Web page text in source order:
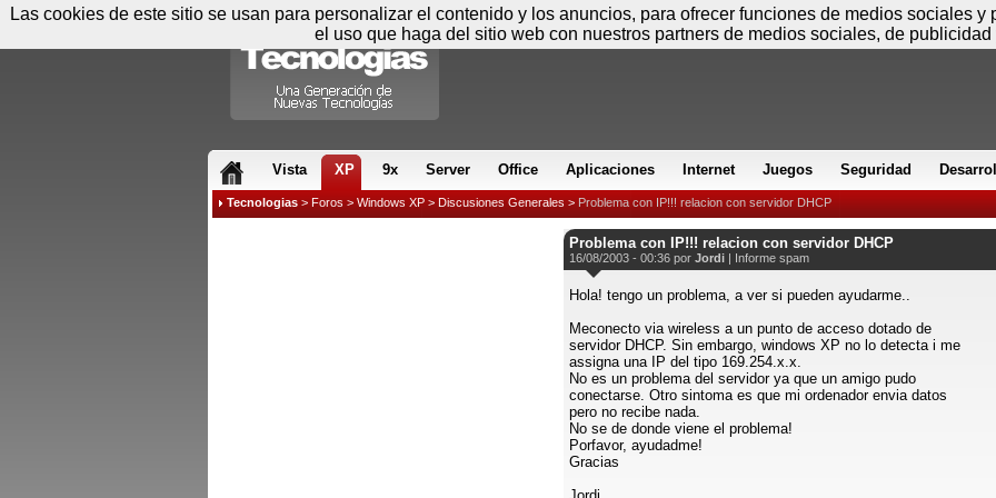
Vista XP 9x Server Office Aplicaciones Internet Juegos Seguridad
Tecnologias > Foros > Windows XP > Discusiones Generales > Problema con IP!!! relacion con servidor DHCP
Problema con IP!!! relacion con servidor DHCP
16/08/2003 - 00:36 por Jordi | Informe spam
Hola! tengo un problema, a ver si pueden ayudarme..
Meconecto via wireless a un punto de acceso dotado de
servidor DHCP. Sin embargo, windows XP no lo detecta i me
assigna una IP del tipo 169.254.x.x.
No es un problema del servidor ya que un amigo pudo
conectarse. Otro sintoma es que mi ordenador envia datos
pero no recibe nada.
No se de donde viene el problema!
Porfavor, ayudadme!
Gracias
Las cookies de este sitio se usan para personalizar el contenido y los anuncios, para ofrecer funciones de medios sociales
el uso que haga del sitio web con nuestros partners de medios sociales, de